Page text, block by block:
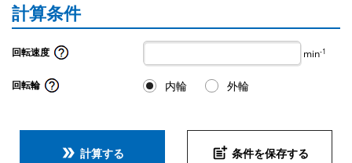
計算条件
回転速度 min-1
回転輪 内輪 外輪
double_arrow 計算する post_add 条件を保存する